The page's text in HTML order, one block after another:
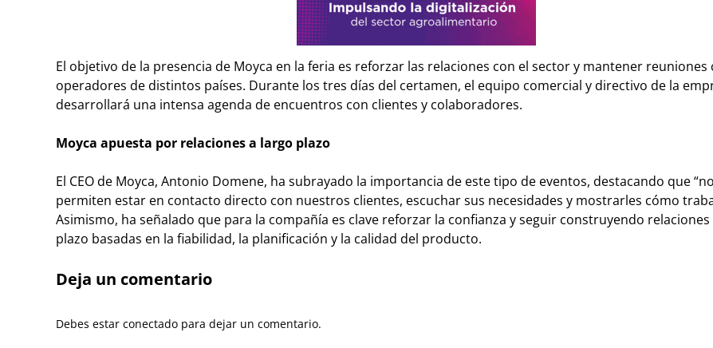
El objetivo de la presencia de Moyca en la feria es reforzar las relaciones con el sector y mantener reuniones
operadores de distintos países. Durante los tres días del certamen, el equipo comercial y directivo de la
desarrollará una intensa agenda de encuentros con clientes y colaboradores.
Moyca apuesta por relaciones a largo plazo
El CEO de Moyca, Antonio Domene, ha subrayado la importancia de este tipo de eventos, destacando que
permiten estar en contacto directo con nuestros clientes, escuchar sus necesidades y mostrarles cómo
Asimismo, ha señalado que para la compañía es clave reforzar la confianza y seguir construyendo relaciones
plazo basadas en la fiabilidad, la planificación y la calidad del producto.
Deja un comentario
Debes estar conectado para dejar un comentario.